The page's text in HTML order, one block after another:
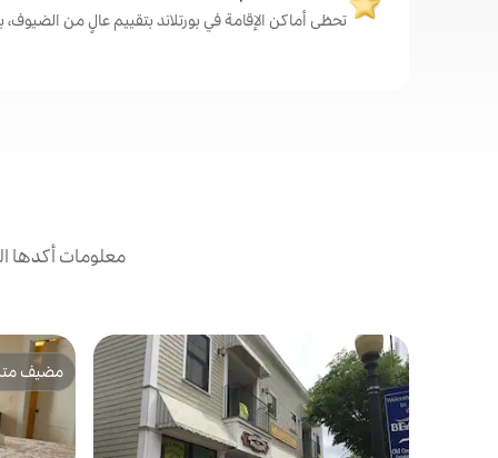
تحظى أماكن الإقامة في بورتلاند بتقييم عالٍ من الضيوف،
معلومات أكدها
مضيف
مضيف